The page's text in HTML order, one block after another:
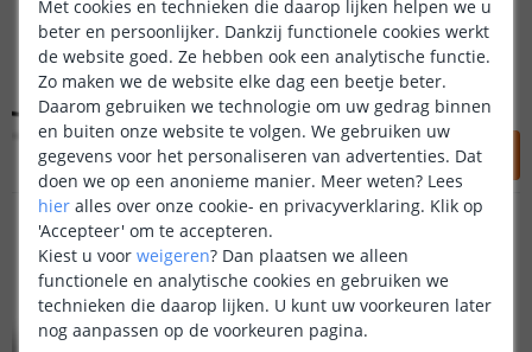
(2 reviews
OP VOORRAAD
79,95
Prikspot - 15 Watt
Werkt met Zigbee licht apps
24V - Plug & Play systeem
Grondspot Aurora rond
Zigbee | White & Color
(2 reviews)
Grondspot rond - 9 Watt
Werkt met Zigbee licht apps
24V - Plug & Play systeem
Met cookies en technieken die daarop lijken helpen we u
beter en persoonlijker. Dankzij functionele cookies werkt
de website goed. Ze hebben ook een analytische functie.
Zo maken we de website elke dag een beetje beter.
Daarom gebruiken we technologie om uw gedrag binnen
en buiten onze website te volgen. We gebruiken uw
gegevens voor het personaliseren van advertenties. Dat
doen we op een anonieme manier. Meer weten? Lees
hier alles over onze cookie- en privacyverklaring. Klik op
'Accepteer' om te accepteren.
Kiest u voor weigeren? Dan plaatsen we alleen
functionele en analytische cookies en gebruiken we
technieken die daarop lijken. U kunt uw voorkeuren later
nog aanpassen op de voorkeuren pagina.